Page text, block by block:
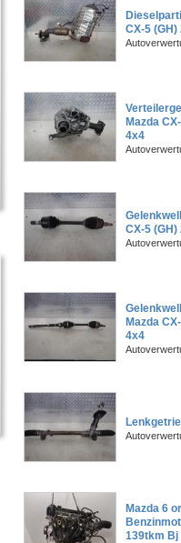
CX-5 (GH)
Mazda
4x4
CX-5 (GH)
Mazda
4x4
Mazda 6
139tkm Bj